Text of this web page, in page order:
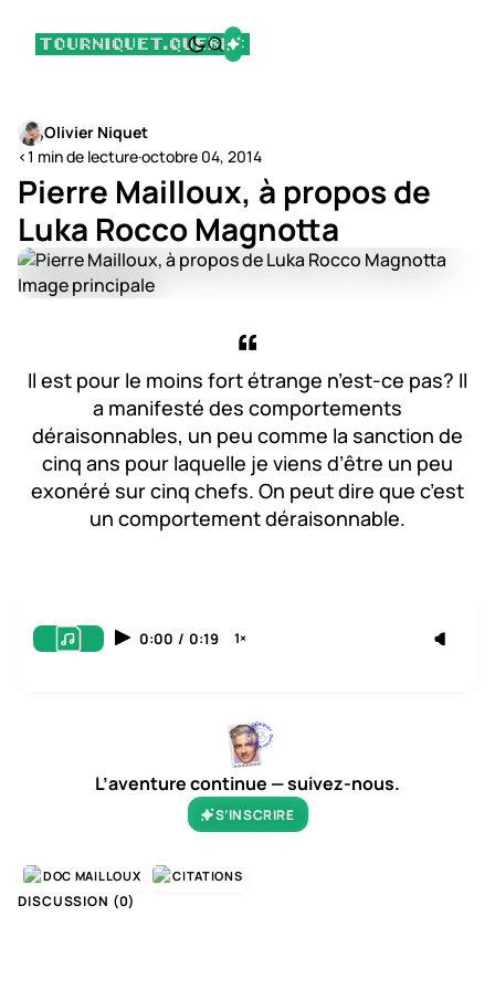
Olivier Niquet
<1 min de lecture·octobre 04, 2014
Pierre Mailloux, à propos de
Luka Rocco Magnotta
Il est pour le moins fort étrange n’est-ce pas? Il
a manifesté des comportements
déraisonnables, un peu comme la sanction de
cinq ans pour laquelle je viens d’être un peu
exonéré sur cinq chefs. On peut dire que c’est
un comportement déraisonnable.
0:00 / 0:19 1×
L’aventure continue — suivez-nous.
S’INSCRIRE
DOC MAILLOUX CITATIONS
DISCUSSION (0)